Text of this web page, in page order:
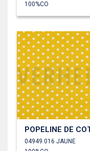
100%CO
04949.016 JAUNE